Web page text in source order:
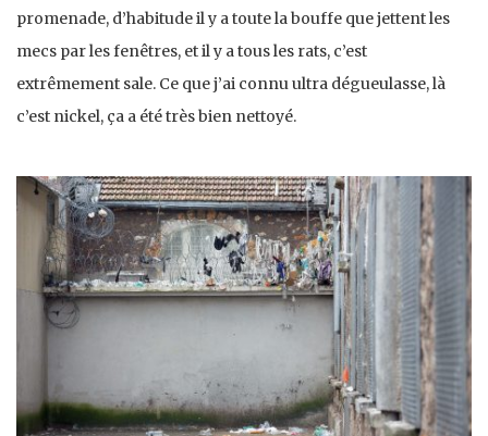
promenade, d’habitude il y a toute la bouffe que jettent les
mecs par les fenêtres, et il y a tous les rats, c’est
extrêmement sale. Ce que j’ai connu ultra dégueulasse, là
c’est nickel, ça a été très bien nettoyé.